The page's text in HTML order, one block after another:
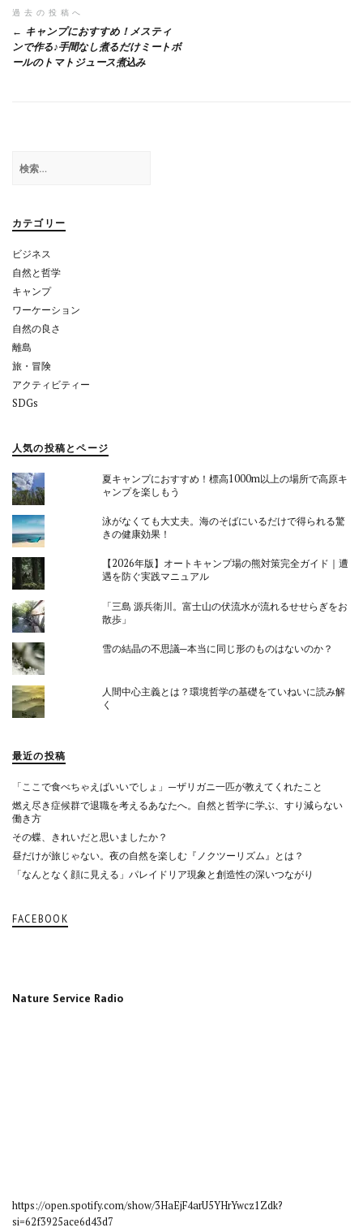
投
稿
ナ
シ
ン
過去の投稿へ
キャンプにおすすめ！メスティ
ンで作る♪手間なし煮るだけミートボ
ールのトマトジュース煮込み
索:
カテゴリー
ビジネス
自然と哲学
キャンプ
ワーケーション
自然の良さ
離島
旅・冒険
アクティビティー
SDGs
人気の投稿とページ
夏キャンプにおすすめ！標高1000m以上の場所で高原キ
ャンプを楽しもう
泳がなくても大丈夫。海のそばにいるだけで得られる驚
きの健康効果！
【2026年版】オートキャンプ場の熊対策完全ガイド｜遭
遇を防ぐ実践マニュアル
「三島 源兵衛川。富士山の伏流水が流れるせせらぎをお
散歩」
雪の結晶の不思議─本当に同じ形のものはないのか？
人間中心主義とは？環境哲学の基礎をていねいに読み解
く
最近の投稿
「ここで食べちゃえばいいでしょ」—ザリガニ一匹が教えてくれたこと
燃え尽き症候群で退職を考えるあなたへ。自然と哲学に学ぶ、すり減らない
働き方
その蝶、きれいだと思いましたか？
昼だけが旅じゃない。夜の自然を楽しむ『ノクツーリズム』とは？
「なんとなく顔に見える」パレイドリア現象と創造性の深いつながり
FACEBOOK
Nature Service Radio
https://open.spotify.com/show/3HaEjF4arU5YHrYwcz1Zdk?
si=62f3925ace6d43d7